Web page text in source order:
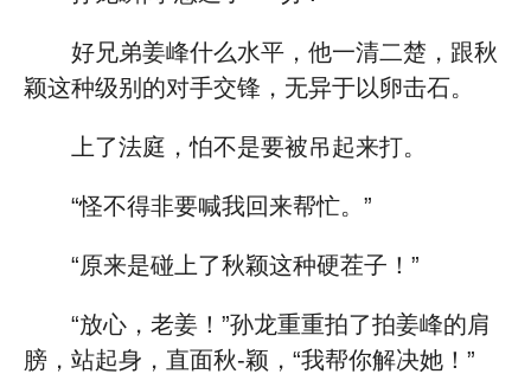
好兄弟姜峰什么水平，他一清二楚，跟秋
颖这种级别的对手交锋，无异于以卵击石。
上了法庭，怕不是要被吊起来打。
“怪不得非要喊我回来帮忙。”
“原来是碰上了秋颖这种硬茬子！”
“放心，老姜！”孙龙重重拍了拍姜峰的肩
膀，站起身，直面秋-颖，“我帮你解决她！”